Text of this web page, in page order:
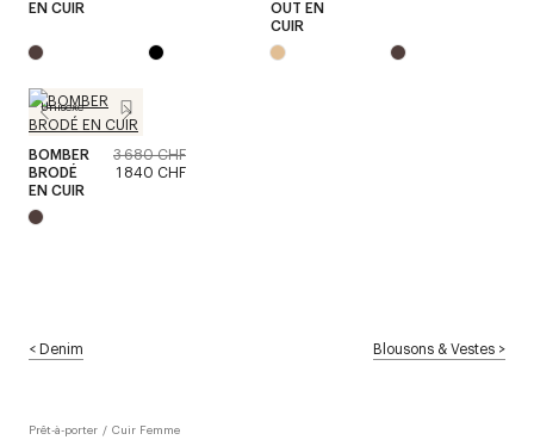
EN CUIR
OUT EN
CUIR
Unisexe
BOMBER
BRODÉ
EN CUIR
3 680 CHF
1 840 CHF
<Denim Blousons & Vestes >
Prêt-à-porter / Cuir Femme